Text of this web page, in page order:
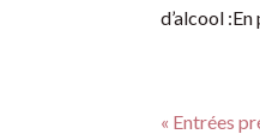
d’alcool :En
« Entrées